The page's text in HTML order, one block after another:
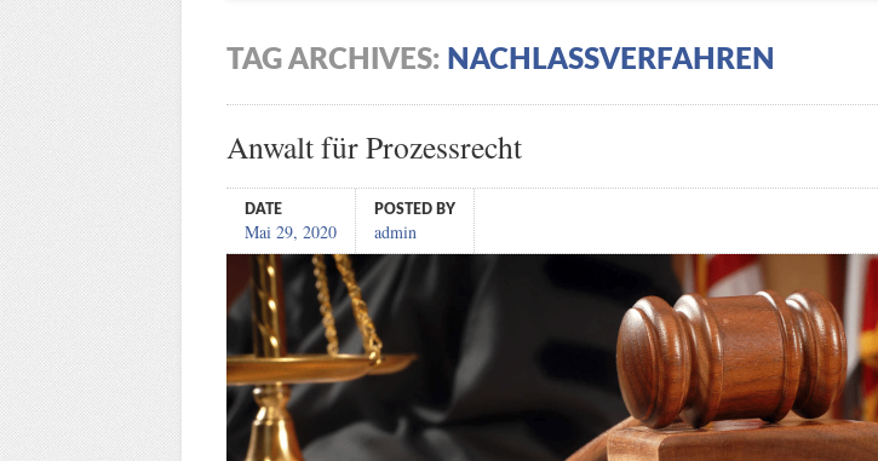
TAG ARCHIVES: NACHLASSVERFAHREN
Anwalt für Prozessrecht
DATE
Mai 29, 2020
POSTED BY
admin